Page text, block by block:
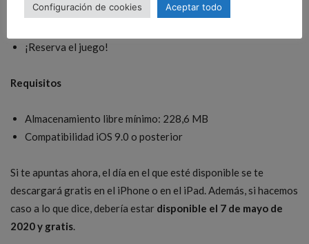
¡Reserva el juego!
Requisitos
Almacenamiento libre mínimo: 228,6 MB
Compatibilidad iOS 9.0 o posterior
Si te apuntas ahora, el día en el que esté disponible se te
descargará gratis en el iPhone o en el iPad. Además, si hacemos
caso a lo que dice, debería estar disponible el 7 de mayo de
2020 y gratis
Configuración de cookies Aceptar todo